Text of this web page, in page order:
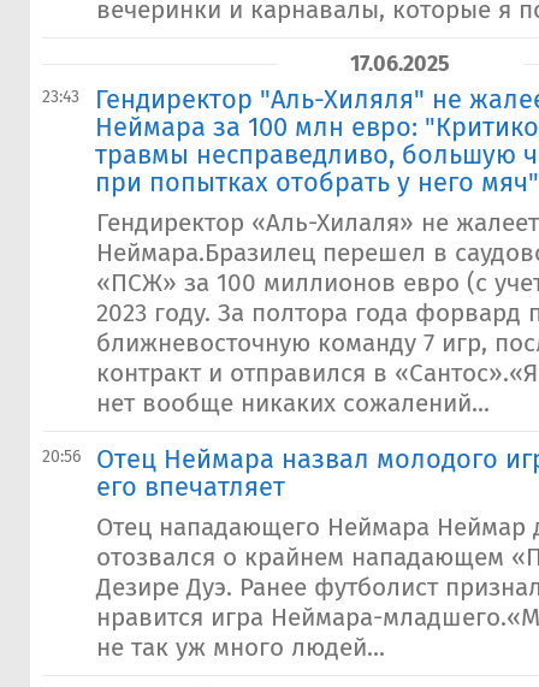
вечеринки и карнавалы, которые я
17.06.2025
23:43
​Гендиректор "Аль-Хиляля" не
Неймара за 100 млн евро:
травмы несправедливо, большую
при попытках отобрать у него мяч"
Гендиректор «Аль-Хилаля» не
Неймара.Бразилец перешел в
«ПСЖ» за 100 миллионов евро (с
2023 году. За полтора года форвард
ближневосточную команду 7 игр,
контракт и отправился в
нет вообще никаких сожалений...
20:56
Отец Неймара назвал молодого
его впечатляет
Отец нападающего Неймара Неймар
отозвался о крайнем нападающем
Дезире Дуэ. Ранее футболист
нравится игра Неймара-
не так уж много людей...